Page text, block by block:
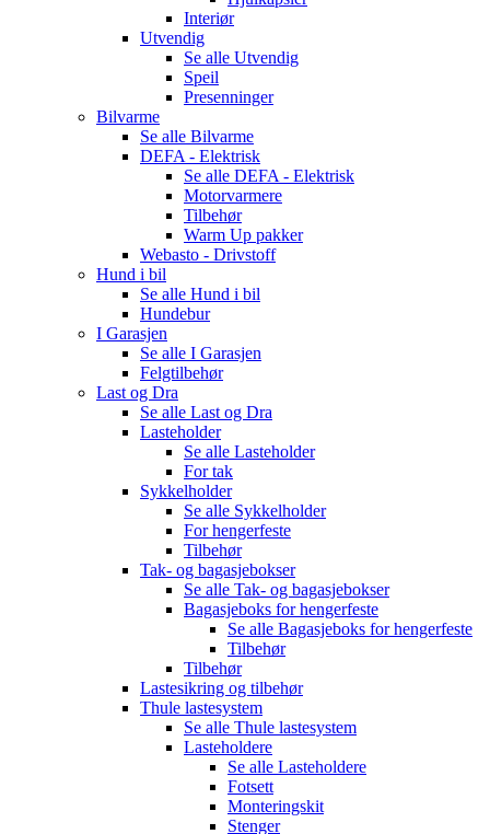
Interiør
Utvendig
Se alle Utvendig
Speil
Presenninger
Bilvarme
Se alle Bilvarme
DEFA - Elektrisk
Se alle DEFA - Elektrisk
Motorvarmere
Tilbehør
Warm Up pakker
Webasto - Drivstoff
Hund i bil
Se alle Hund i bil
Hundebur
I Garasjen
Se alle I Garasjen
Felgtilbehør
Last og Dra
Se alle Last og Dra
Lasteholder
Se alle Lasteholder
For tak
Sykkelholder
Se alle Sykkelholder
For hengerfeste
Tilbehør
Tak- og bagasjebokser
Se alle Tak- og bagasjebokser
Bagasjeboks for hengerfeste
Se alle Bagasjeboks for hengerfeste
Tilbehør
Tilbehør
Lastesikring og tilbehør
Thule lastesystem
Se alle Thule lastesystem
Lasteholdere
Se alle Lasteholdere
Fotsett
Monteringskit
Stenger